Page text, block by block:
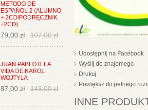
METODO DE
ESPAŃOL 2 (ALUMNO
+ 2CD/PODRĘCZNIK
+2CD)
79,00 zł 107,00 zł
JUAN PABLO II: LA
VIDA DE KAROL
WOJTYLA
87,00 zł 143,00 zł
Udostępnij na Facebook
Wyślij do znajomego
Drukuj
Powiększ do pełnego
INNE